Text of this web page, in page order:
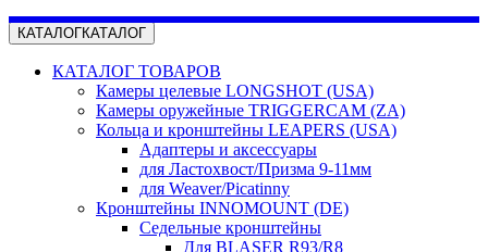
КАТАЛОГКАТАЛОГ
КАТАЛОГ ТОВАРОВ
Камеры целевые LONGSHOT (USA)
Камеры оружейные TRIGGERCAM (ZA)
Кольца и кронштейны LEAPERS (USA)
Адаптеры и аксессуары
для Ластохвост/Призма 9-11мм
для Weaver/Picatinny
Кронштейны INNOMOUNT (DE)
Седельные кронштейны
Для BLASER R93/R8